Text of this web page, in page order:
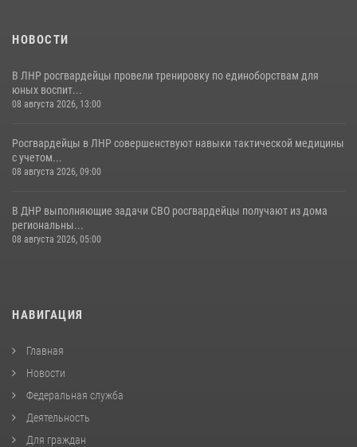
НОВОСТИ
В ЛНР росгвардейцы провели тренировку по единоборствам для
юных воспит...
08 августа 2026, 13:00
Росгвардейцы в ЛНР совершенствуют навыки тактической медицины
с учетом...
08 августа 2026, 09:00
В ДНР выполняющие задачи СВО росгвардейцы получают из дома
региональны...
08 августа 2026, 05:00
НАВИГАЦИЯ
Главная
Новости
Федеральная служба
Деятельность
Для граждан